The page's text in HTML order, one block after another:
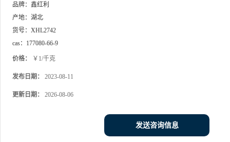
品牌： 鑫红利
产地： 湖北
货号： XHL2742
cas： 177080-66-9
价格： ￥1/千克
发布日期： 2023-08-11
更新日期： 2026-08-06
发送咨询信息